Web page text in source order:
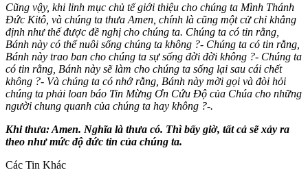
Cũng vậy, khi linh mục chủ tế giới thiệu cho chúng ta Mình Thánh
Đức Kitô, và chúng ta thưa Amen, chính là cũng một cử chỉ khẳng
định như thế được đề nghị cho chúng ta. Chúng ta có tin rằng,
Bánh này có thể nuôi sống chúng ta không ?- Chúng ta có tin rằng,
Bánh này trao ban cho chúng ta sự sống đời đời không ?- Chúng ta
có tin rằng, Bánh này sẽ làm cho chúng ta sống lại sau cái chết
không ?- Và chúng ta có nhớ rằng, Bánh này mời gọi và đòi hỏi
chúng ta phải loan báo Tin Mừng Ơn Cứu Độ của Chúa cho những
người chung quanh của chúng ta hay không ?-.
Khi thưa: Amen. Nghĩa là thưa có. Thì bấy giờ, tất cả sẽ xảy ra
theo như mức độ đức tin của chúng ta.
Các Tin Khác